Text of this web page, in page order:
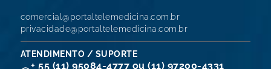
comercial@portaltelemedicina.com.br
privacidade@portaltelemedicina.com.br
ATENDIMENTO / SUPORTE
+ 55 (11) 95084-4777 ou (11) 97200-4331